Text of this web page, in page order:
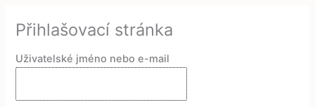
Přihlašovací stránka
Uživatelské jméno nebo e-mail